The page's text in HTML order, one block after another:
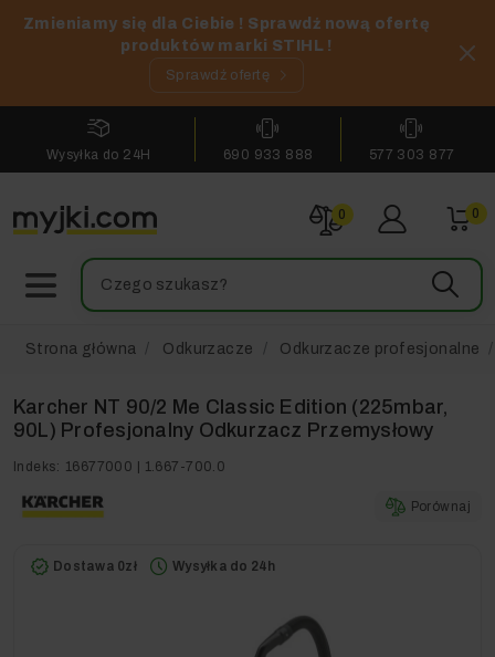
Zmieniamy się dla Ciebie ! Sprawdź nową ofertę
produktów marki STIHL !
Sprawdź ofertę
Wysyłka do 24H 690 933 888 577 303 877
0 0
Strona główna Odkurzacze Odkurzacze profesjonalne
Karcher NT 90/2 Me Classic Edition (225mbar,
90L) Profesjonalny Odkurzacz Przemysłowy
Indeks: 16677000 | 1.667-700.0
Porównaj
Dostawa 0zł Wysyłka do 24h